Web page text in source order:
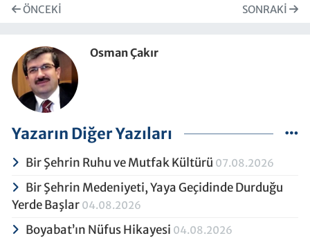
ÖNCEKI SONRAKI
Osman Çakır
Yazarın Diğer Yazıları
Bir Şehrin Ruhu ve Mutfak Kültürü 07.08.2026
Bir Şehrin Medeniyeti, Yaya Geçidinde Durduğu
Yerde Başlar 04.08.2026
Boyabat’ın Nüfus Hikayesi 04.08.2026